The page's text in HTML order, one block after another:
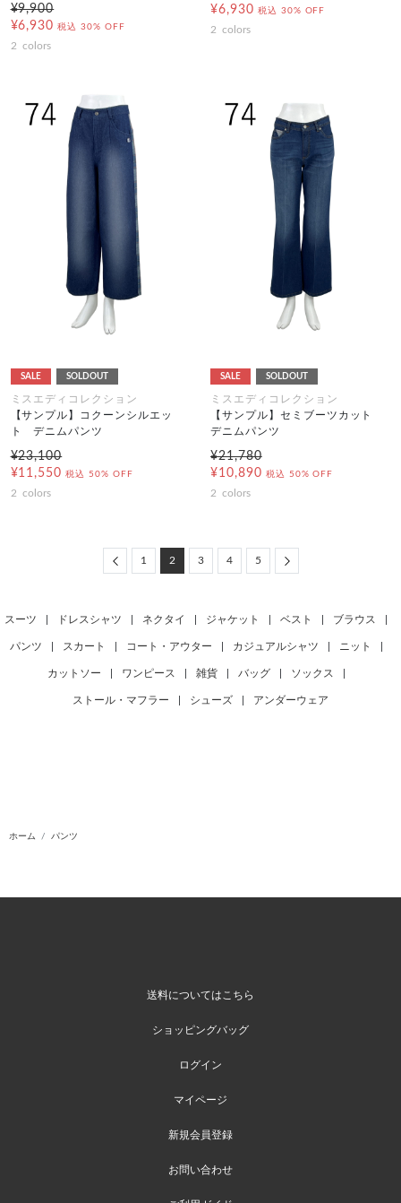
¥9,900
¥6,930 税込 30% OFF
2 colors
¥6,930 税込 30% OFF
2 colors
SALE SOLDOUT
ミスエディコレクション
【サンプル】コクーンシルエッ
ト デニムパンツ
¥23,100
¥11,550 税込 50% OFF
2 colors
SALE SOLDOUT
ミスエディコレクション
【サンプル】セミブーツカット
デニムパンツ
¥21,780
¥10,890 税込 50% OFF
2 colors
Previous
1 2 3 4 5 Next
スーツ ドレスシャツ ネクタイ ジャケット ベスト ブラウス
パンツ スカート コート・アウター カジュアルシャツ ニット
カットソー ワンピース 雑貨 バッグ ソックス
ストール・マフラー シューズ アンダーウェア
ホーム パンツ
送料についてはこちら
ショッピングバッグ
ログイン
マイページ
新規会員登録
お問い合わせ